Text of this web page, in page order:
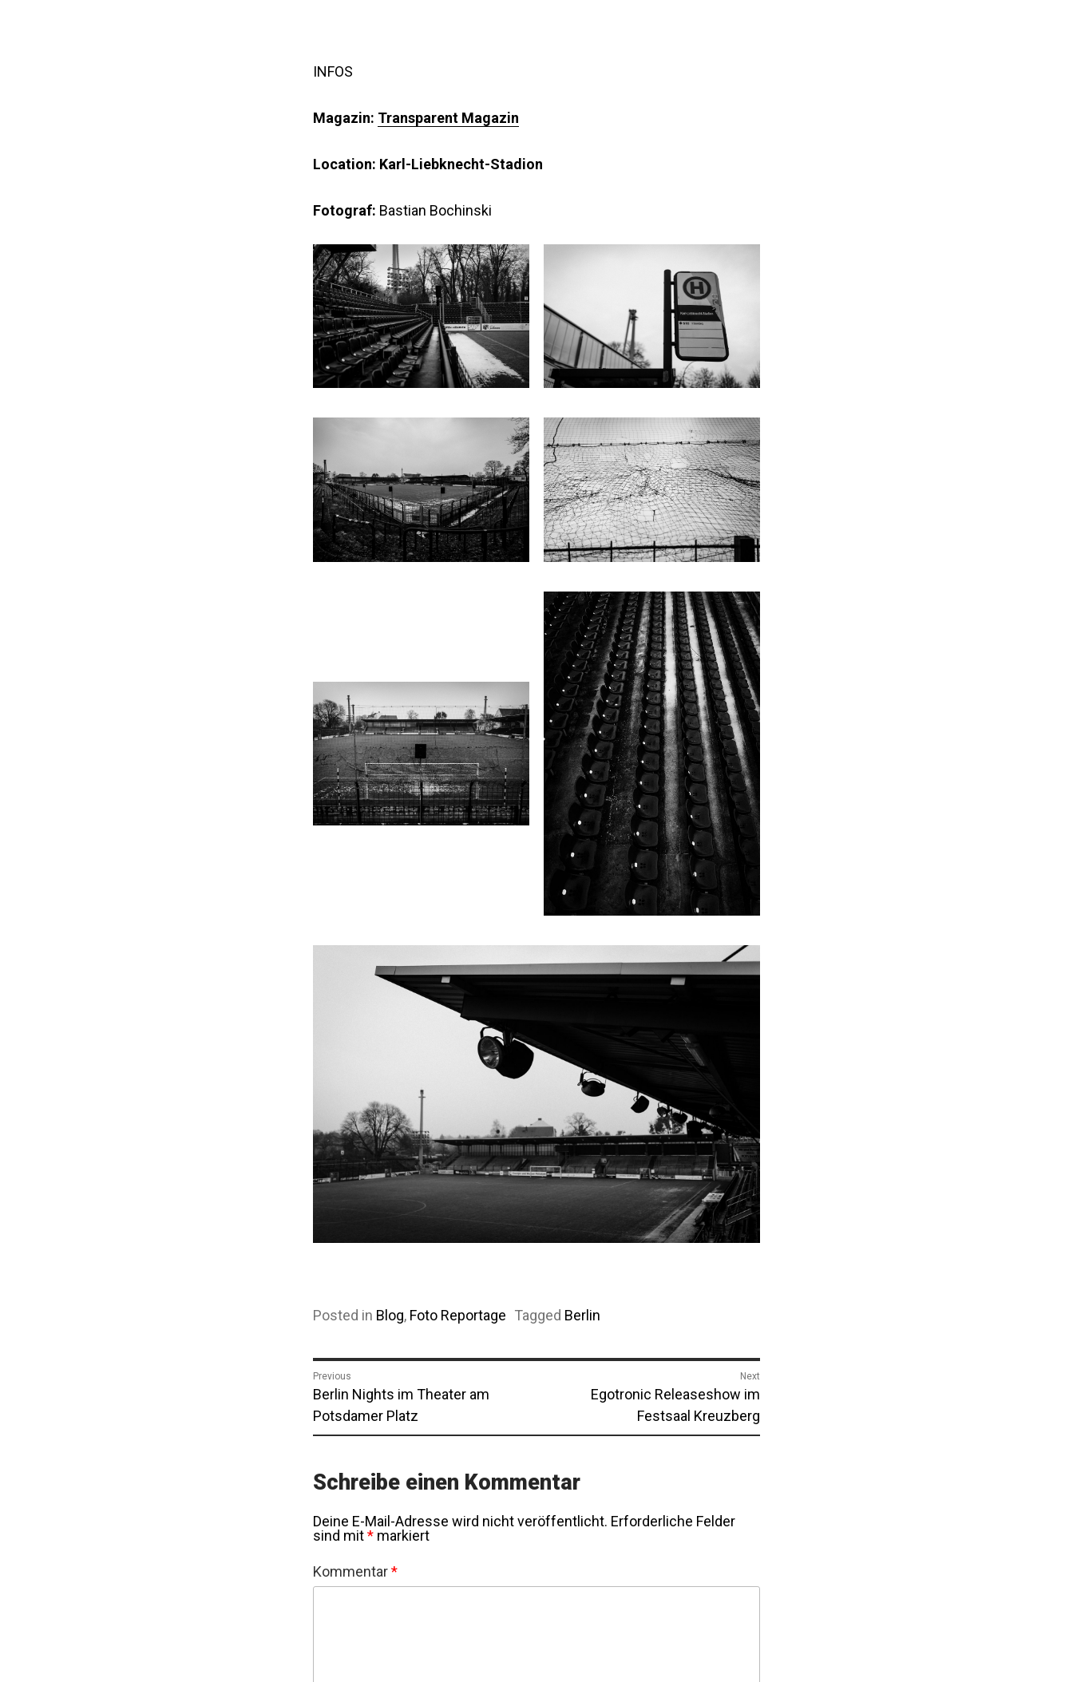
INFOS
Magazin: Transparent Magazin
Location: Karl-Liebknecht-Stadion
Fotograf: Bastian Bochinski
Posted in Blog, Foto Reportage Tagged Berlin
Beitragsnavigation
Previous
Previous
post:
Berlin Nights im Theater am
Potsdamer Platz
Next
Next
Egotronic Releaseshow im
Festsaal Kreuzberg
Schreibe einen Kommentar
Deine E-Mail-Adresse wird nicht veröffentlicht. Erforderliche Felder
sind mit* markiert
Kommentar*